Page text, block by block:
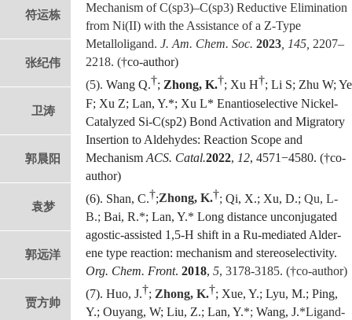
符运栋
张纪伟
卫涛
郭晨阳
袁梦
郭远洋
贾方帅
Mechanism of C(sp3)–C(sp3) Reductive Elimination
from Ni(II) with the Assistance of a Z-Type
Metalloligand. J. Am. Chem. Soc. 2023, 145, 2207–
2218. (†co-author)
(5). Wang Q.†; Zhong, K.†; Xu H†; Li S; Zhu W; Ye
F; Xu Z; Lan, Y.*; Xu L* Enantioselective Nickel-
Catalyzed Si-C(sp2) Bond Activation and Migratory
Insertion to Aldehydes: Reaction Scope and
Mechanism ACS. Catal.2022, 12, 4571−4580. (†co-
author)
(6). Shan, C. †;Zhong, K.†; Qi, X.; Xu, D.; Qu, L-
B.; Bai, R.*; Lan, Y.* Long distance unconjugated
agostic-assisted 1,5-H shift in a Ru-mediated Alder-
ene type reaction: mechanism and stereoselectivity.
Org. Chem. Front. 2018, 5, 3178-3185. (†co-author)
(7). Huo, J.†; Zhong, K.†; Xue, Y.; Lyu, M.; Ping,
Y.; Ouyang, W; Liu, Z.; Lan, Y.*; Wang, J.*Ligand-